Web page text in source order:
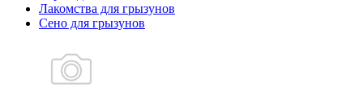
Лакомства для грызунов
Сено для грызунов